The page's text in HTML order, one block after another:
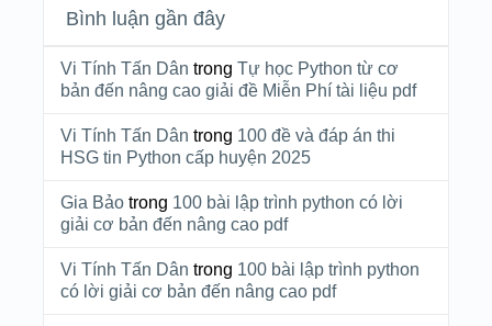
Bình luận gần đây
Vi Tính Tấn Dân trong Tự học Python từ cơ
bản đến nâng cao giải đề Miễn Phí tài liệu pdf
Vi Tính Tấn Dân trong 100 đề và đáp án thi
HSG tin Python cấp huyện 2025
Gia Bảotrong 100 bài lập trình python có lời
giải cơ bản đến nâng cao pdf
Vi Tính Tấn Dân trong 100 bài lập trình python
có lời giải cơ bản đến nâng cao pdf